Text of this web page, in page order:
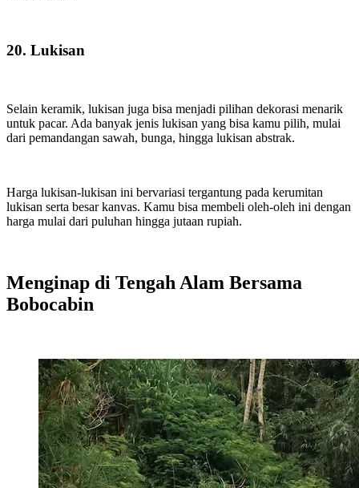
20. Lukisan
Selain keramik, lukisan juga bisa menjadi pilihan dekorasi menarik
untuk pacar. Ada banyak jenis lukisan yang bisa kamu pilih, mulai
dari pemandangan sawah, bunga, hingga lukisan abstrak.
Harga lukisan-lukisan ini bervariasi tergantung pada kerumitan
lukisan serta besar kanvas. Kamu bisa membeli oleh-oleh ini dengan
harga mulai dari puluhan hingga jutaan rupiah.
Menginap di Tengah Alam Bersama
Bobocabin